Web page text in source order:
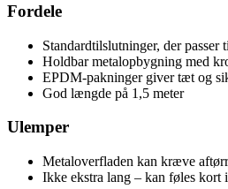
Fordele
Standardtilslutninger, der passer
Holdbar metalopbygning med
EPDM-pakninger giver tæt og
God længde på 1,5 meter
Ulemper
Metaloverfladen kan kræve
Ikke ekstra lang – kan føles kort